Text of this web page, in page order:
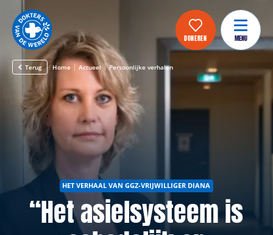
DONEREN MENU
Terug Home Actueel Persoonlijke verhalen
HET VERHAAL VAN GGZ-VRIJWILLIGER DIANA
“Het asielsysteem is